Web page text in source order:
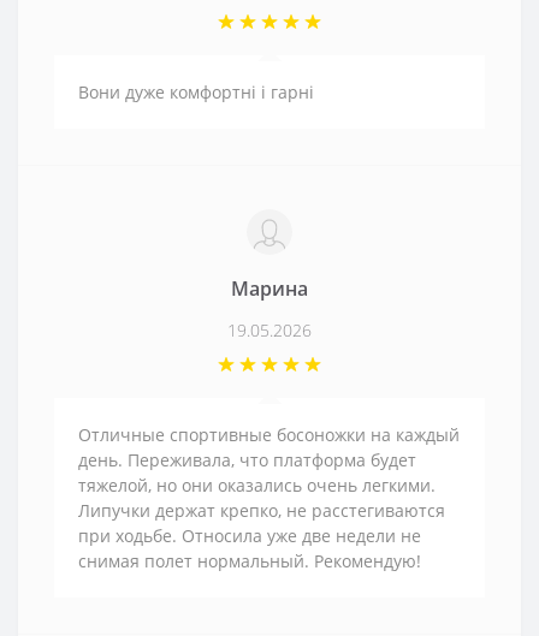
Вони дуже комфортні і гарні
Марина
19.05.2026
Отличные спортивные босоножки на каждый
день. Переживала, что платформа будет
тяжелой, но они оказались очень легкими.
Липучки держат крепко, не расстегиваются
при ходьбе. Относила уже две недели не
снимая полет нормальный. Рекомендую!